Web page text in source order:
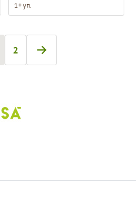
1+ уп.
сейчас читаете страницу
Страница
2